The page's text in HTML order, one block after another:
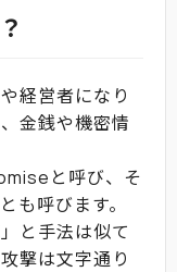
経営者になり
金銭や機密情
と呼び、そ
も呼びます。
と手法は似て
撃は文字通り